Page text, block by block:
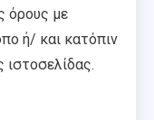
όρους με
ή/ και κατόπιν